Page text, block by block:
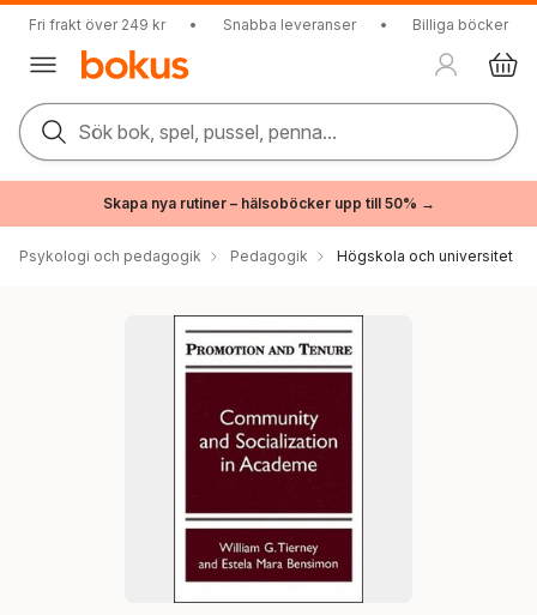
Fri frakt över 249 kr • Snabba leveranser • Billiga böcker
Sök bok, spel, pussel, penna...
Skapa nya rutiner – hälsoböcker upp till 50% →
Psykologi och pedagogik Pedagogik Högskola och universitet